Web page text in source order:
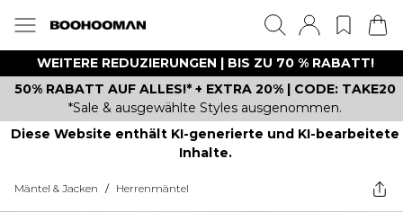
WEITERE REDUZIERUNGEN | BIS ZU 70 % RABATT!
50% RABATT AUF ALLES!* + EXTRA 20% | CODE: TAKE20
*Sale & ausgewählte Styles ausgenommen.
Diese Website enthält KI-generierte und KI-bearbeitete
Inhalte.
Mäntel & Jacken / Herrenmäntel